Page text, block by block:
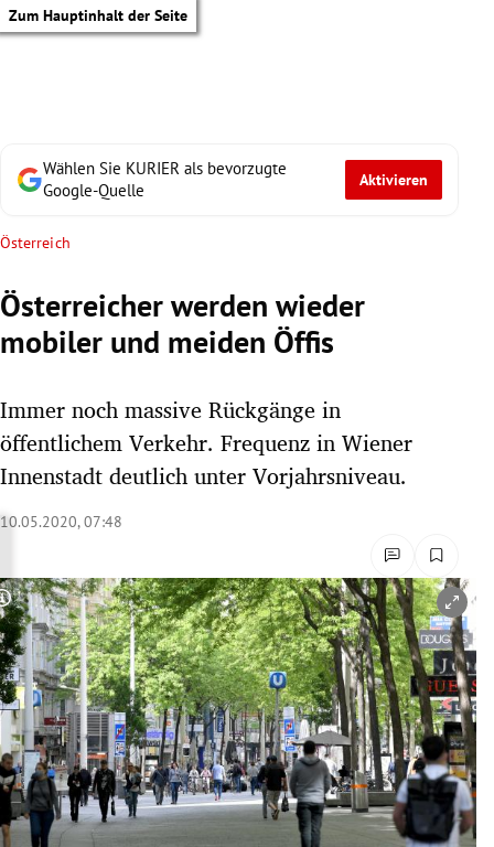
Zum Hauptinhalt der Seite
Untermenü
Untermenü
Untermenü
Untermenü
Untermenü
Untermenü
Untermenü
Wählen Sie KURIER als bevorzugte
Google-Quelle
Aktivieren
Österreich
Österreicher werden wieder
mobiler und meiden Öffis
Immer noch massive Rückgänge in
öffentlichem Verkehr. Frequenz in Wiener
Innenstadt deutlich unter Vorjahrsniveau.
10.05.2020, 07:48
Copyright-Hinweis öffnen/schließen